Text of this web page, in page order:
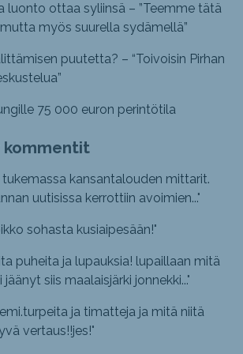
luonto ottaa syliinsä – ”Teemme tätä
myös suurella sydämellä”
puutetta? – “Toivoisin Pirhan
75 000 euron perintötila
tukemassa kansantalouden mittarit.
uutisissa kerrottiin avoimien..."
sohasta kusiaipesään!"
puheita ja lupauksia! lupaillaan mitä
siis maalaisjärki jonnekki..."
ja timatteja ja mitä niitä
vertaus!!jes!"